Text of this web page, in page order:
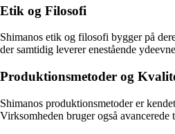
Etik og Filosofi
Shimanos etik og filosofi bygger på
der samtidig leverer enestående
Produktionsmetoder og
Shimanos produktionsmetoder er
Virksomheden bruger også